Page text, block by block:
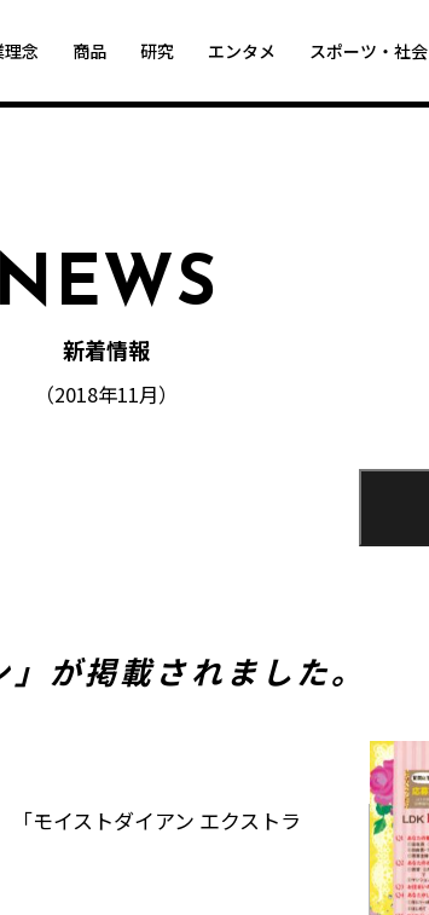
理念 商品 研究 エンタメ スポーツ・社会
NEWS
新着情報
（2018年11月）
が掲載されました。
モイストダイアン エクストラ